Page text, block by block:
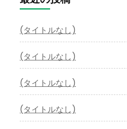
(タイトルなし)
(タイトルなし)
(タイトルなし)
(タイトルなし)